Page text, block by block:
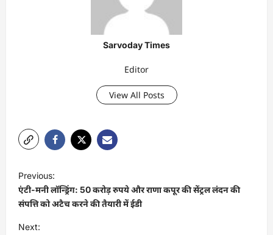
Sarvoday Times
Editor
View All Posts
P
o
s
t
Previous:
एंटी-मनी लॉन्ड्रिंग: 50 करोड़ रुपये और राणा कपूर की सेंट्रल लंदन की
संपत्ति को अटैच करने की तैयारी में ईडी
Next: